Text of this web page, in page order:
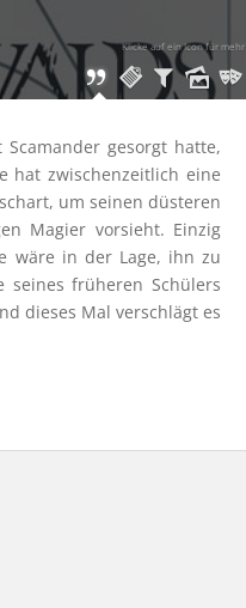
Klicke auf ein Icon für mehr
gesorgt hatte,
hat zwischenzeitlich eine
um seinen düsteren
Magier vorsieht. Einzig
wäre in der Lage, ihn zu
früheren Schülers
dieses Mal verschlägt es